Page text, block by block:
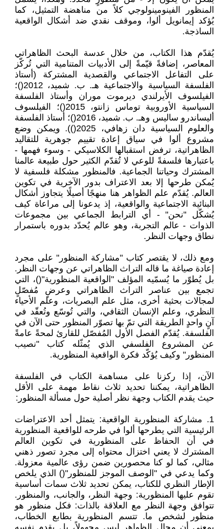
المنظور الفينومينولوجي كلاً من مناهضة التمثيل، كما
يُؤكد إيمانويل ألوا، وموقف نقدي ضد أشكال الواقعية
الساذجة.
يُقدّم هذا الكتاب، من خلال عدسة البحث الظاهراتي
المعاصر، إضافةً قيّمةً إلى الأدبيات المتنامية التي تُركّز
على التفاعل الاجتماعي والقصدية المشتركة (أستاذ
الفلسفة السياسية والاجتماعية هـ. ب. شميد، 2012()؛
الفيلسوف الأيرلندي ديرموت موران وأستاذ الفلسفة
السياسية الأوروبية توماس زانتو، 2015()؛ الفيلسوف
أليساندرو ساليس وهـ. ب. شميد، 2016()؛ أستاذ الفلسفة
والعلوم السياسية دان زهافي، 2025()). ويمكن وضع
مشروع ألوا في سياق إعادة تقييم جوهرية للتقاليد
الظاهراتية، ترفض استقبالها الكلاسيكي - وسوء فهمها -
باعتبارها فلسفةً للوعي لا تُقدّم الكثير حول طبيعة عالمنا
المشترك وحياتنا الجماعية. فالمنظور مشكلة فلسفية لا
يُمكن طرحها إلا بعد الاعتراف بدور الآخرية في تكوين
العالم. يُقدّم علم الظواهر هنا منهجًا أصيلًا يتجاوز أشكال
البنائية الاجتماعية والواقعية، إذ يدعونا إلى مراعاة كيف
يُشكّل "نحن" - أي الترابط الجماعي بين مجموعات
الذوات - عالم التجربة، وهو عالم يُحدّد بدوره باستمرار
نطاق وجهات النظر.
ومع ذلك، لا يقتصر كتاب "مشاركة المنظور" على مجرد
إعادة صياغة ما قاله التراث الظاهراتي عن وجهات النظر.
بل يُطوّر ما يُسمّيه المؤلف "الواقعية المنظورية"()، التي
تجمع بين عناصر التراث الظاهراتي وعرضٍ مُفصّلٍ
لمجالات بحثية أخرى، مثل علم البصريات، وعلم الأحياء
النظري، وعلم الإنسان الثقافي، والتي تُوسّع وتُعقّد في
آنٍ واحدٍ الطريقة التي تمّ بها تصوّر المنظور حتى الآن في
الفلسفة. يُقدّم الفصل الأول المُفصّل للقارئ لمحةً عامةً
عن المشروع الفلسفي الذي يُمثّله كتاب "نصيب
المنظور" وكيف يُؤكّد فكرة الواقعية المنظورية.
الآن، إذا ركزنا على مساهمة الكتاب في الفلسفة
الظاهراتية، يمكننا تحديد ثلاث نقاط مهمة على الأقل
حيث يقدم الكتاب وجهة نظر أصلية حول مسألة المنظور:
1. مشاركة المنظورية الواقعية: يتمثل أحد الاعتراضات
الرئيسية التي يطرحها ألوا في طرحه للواقعية المنظورية
في أن الحفاظ على المنظورية في تكوين العالم
المشترك لا يعني اختزال محتواه إلى مجرد تصور ذهني
مثالي، كما لو كنا محصورين ضمن رؤى عالمية معزولة.
وكما يدعي في "الوصف الموجز للمنظور"() الذي يلخص
الإطار النظري للكتاب، يمكن تحديد ثلاث سمات أساسية
تقوم عليها المنظورية: وجهة النظر، والجانب، والمنظور.
تتوافق وجهة النظر مع العلاقة بالذات: فكل منظور هو
منظور لشخص ما. تتسم المنظورية بطابع الخطاب،